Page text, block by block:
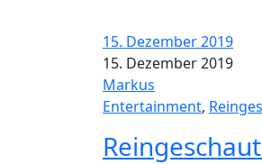
15. Dezember 2019
15. Dezember 2019
Markus
Entertainment,